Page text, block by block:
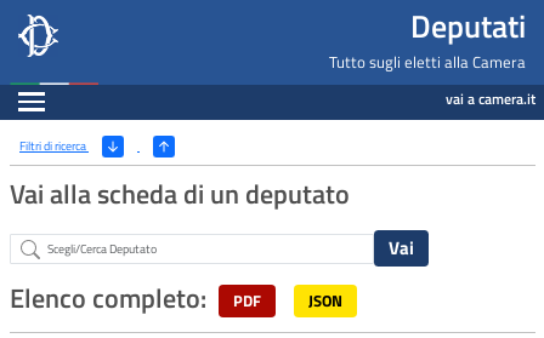
Deputati, Camera dei Deputati -
Salta al contenuto principale
Salta al menu di navigazione Deputati
Tutto sugli eletti alla Camera
Espandi vai a camera.it
Ricerca
Filtri di ricerca (Apri/Chiudi filtri)
Vai alla scheda di un deputato
Abstract
Elenco completo: PDF JSON
Navigazione pagine di servizio
Fine pagina
Salta al contenuto principale
Salta al menu di navigazione
Vai a inizio pagina